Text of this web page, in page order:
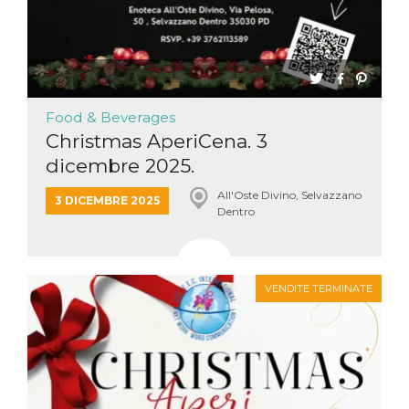
Food & Beverages
Christmas AperiCena. 3
dicembre 2025.
3 DICEMBRE 2025
All'Oste Divino, Selvazzano
Dentro
VENDITE TERMINATE
generalmente
utilizzato per le
prestazioni e
l'ottimizzazione
dei servizi di
elaborazione
dei pagamenti,
CookieScriptConsent
CookieScript
preferenze di
consenso sui
cookie dei
visitatori. È
necessario che il
banner dei
cookie di
Cookie-
Script.com
funzioni